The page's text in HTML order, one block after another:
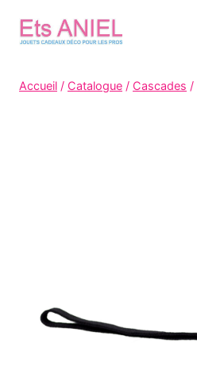
Accueil / Catalogue / Cascades /